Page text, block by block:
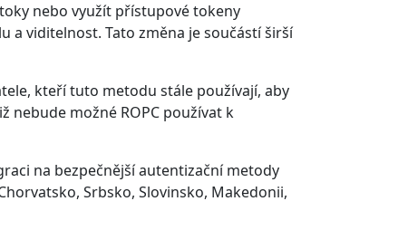
nebo využít přístupové tokeny
a viditelnost. Tato změna je součástí širší
kteří tuto metodu stále používají, aby
nebude možné ROPC používat k
na bezpečnější autentizační metody
Srbsko, Slovinsko, Makedonii,